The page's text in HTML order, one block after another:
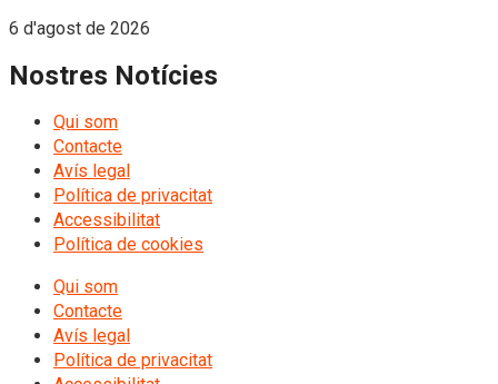
6 d'agost de 2026
Nostres Notícies
Qui som
Contacte
Avís legal
Política de privacitat
Accessibilitat
Política de cookies
Qui som
Contacte
Avís legal
Política de privacitat